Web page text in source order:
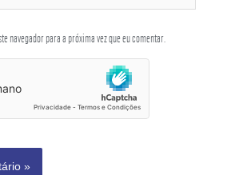
navegador para a próxima vez que eu comentar.